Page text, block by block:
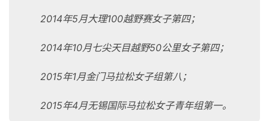
2014年5月大理100越野赛女子第四；
2014年10月七尖天目越野50公里女子第四；
2015年1月金门马拉松女子组第八；
2015年4月无锡国际马拉松女子青年组第一。